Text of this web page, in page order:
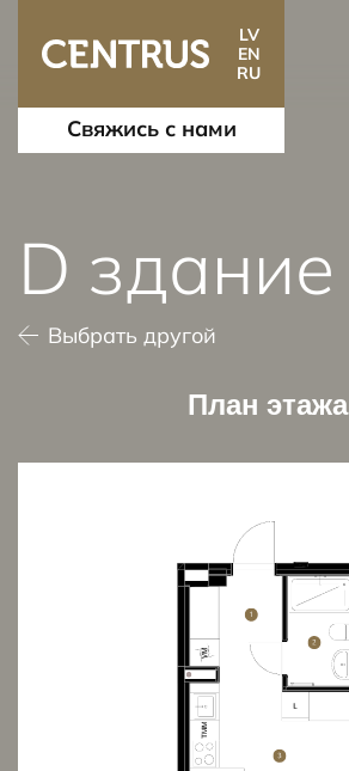
LV
EN
RU
Свяжись с нами
D здание
Выбрать другой
План этажа